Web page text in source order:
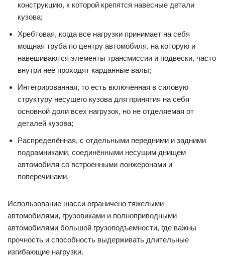
конструкцию, к которой крепятся навесные детали
кузова;
Хребтовая, когда все нагрузки принимает на себя
мощная труба по центру автомобиля, на которую и
навешиваются элементы трансмиссии и подвески, часто
внутри неё проходят карданные валы;
Интегрированная, то есть включённая в силовую
структуру несущего кузова для принятия на себя
основной доли всех нагрузок, но не отделяемая от
деталей кузова;
Распределённая, с отдельными передними и задними
подрамниками, соединёнными несущим днищем
автомобиля со встроенными лонжеронами и
поперечинами.
Использование шасси ограничено тяжелыми
автомобилями, грузовиками и полноприводными
автомобилями большой грузоподъемности, где важны
прочность и способность выдерживать длительные
изгибающие нагрузки.